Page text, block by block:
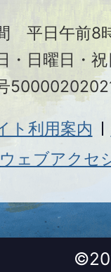
平日午前8
・日曜日・
ト利用案内
ウェブアクセ